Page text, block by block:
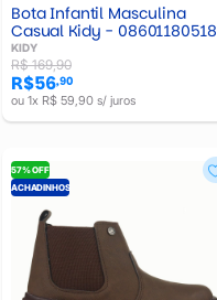
Bota Infantil Masculina
Casual Kidy - 08601180518
KIDY
R$ 169,90
R$56,90
ou 1x R$ 59,90 s/ juros
57% OFF
ACHADINHOS